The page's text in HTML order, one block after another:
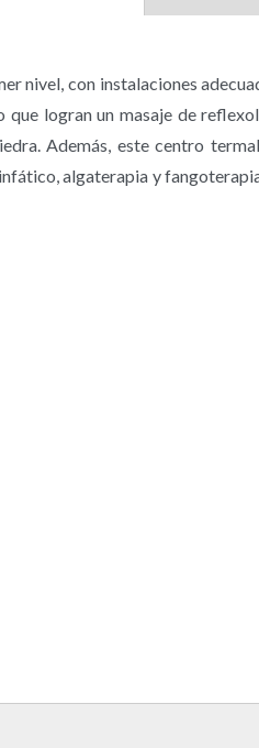
nivel, con instalaciones
logran un masaje de
Además, este centro
algaterapia y